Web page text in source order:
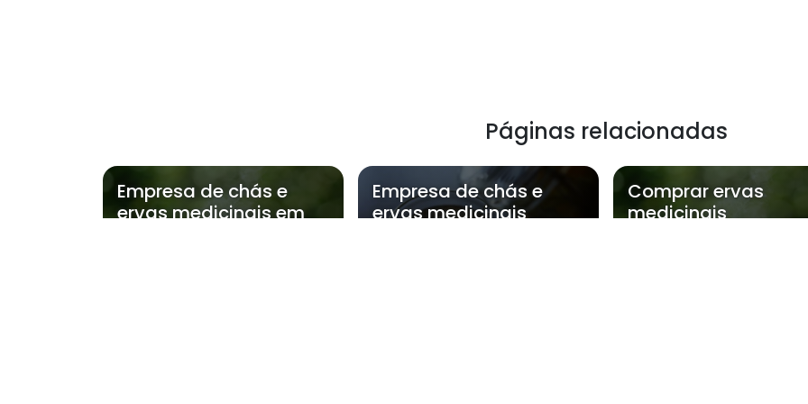
Páginas relacionadas
Empresa de chás e
ervas medicinais em
Empresa de chás e
ervas medicinais
Comprar ervas
medicinais